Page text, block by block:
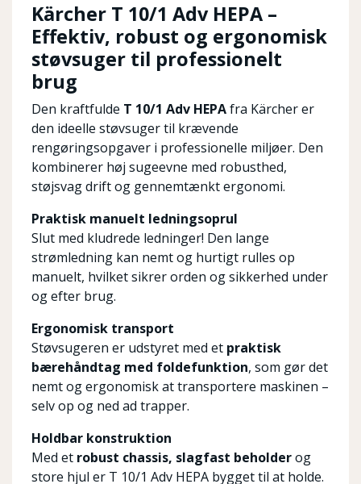
Kärcher T 10/1 Adv HEPA –
Effektiv, robust og ergonomisk
støvsuger til professionelt
brug
Den kraftfulde T 10/1 Adv HEPAfra Kärcher er
den ideelle støvsuger til krævende
rengøringsopgaver i professionelle miljøer. Den
kombinerer høj sugeevne med robusthed,
støjsvag drift og gennemtænkt ergonomi.
Praktisk manuelt ledningsoprul
Slut med kludrede ledninger! Den lange
strømledning kan nemt og hurtigt rulles op
manuelt, hvilket sikrer orden og sikkerhed under
og efter brug.
Ergonomisk transport
Støvsugeren er udstyret med et praktisk
bærehåndtag med foldefunktion, som gør det
nemt og ergonomisk at transportere maskinen –
selv op og ned ad trapper.
Holdbar konstruktion
Med et robust chassis, slagfast beholderog
store hjul er T 10/1 Adv HEPA bygget til at holde.